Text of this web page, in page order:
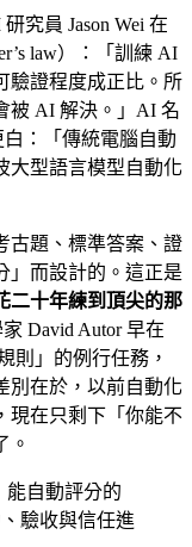
究員 Jason Wei 在
law）：「訓練 AI
驗證程度成正比。所
被 AI 解決。」AI 名
白：「傳統電腦自動
大型語言模型自動化
古題、標準答案、證
而設計的。這正是
二十年練到頂尖的那
David Autor 早在
則」的例行任務，
別在於，以前自動化
現在只剩下「你能不
。